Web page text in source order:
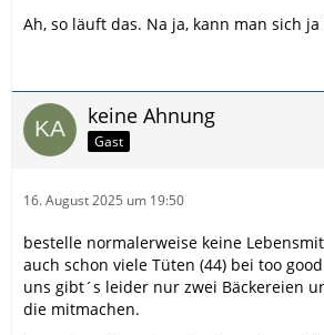
Ah, so läuft das. Na ja, kann man sich
keine Ahnung
Gast
16. August 2025 um 19:50
bestelle normalerweise keine
auch schon viele Tüten (44) bei too
uns gibt´s leider nur zwei Bäckereien
die mitmachen.